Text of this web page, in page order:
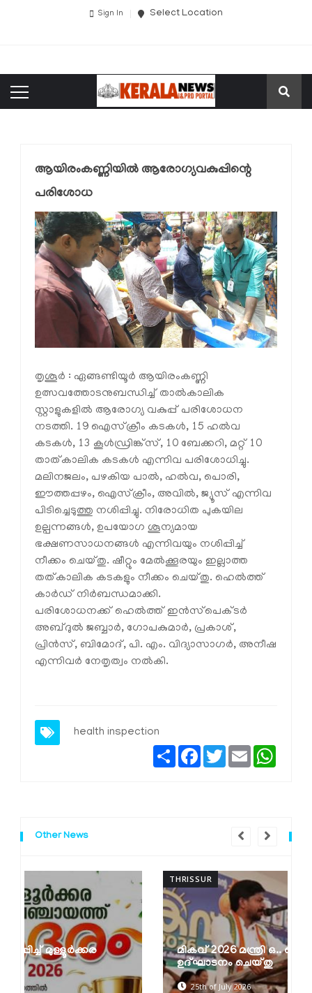
Sign In Select Location
ആയിരംകണ്ണിയില്‍ ആരോഗ്യവകുപ്പിന്റെ
പരിശോധ
തൃശൂര്‍ : ഏങ്ങണ്ടിയൂര്‍ ആയിരംകണ്ണി
ഉത്സവത്തോടനുബന്ധിച്ച് താല്‍കാലിക
സ്റ്റാളുകളില്‍ ആരോഗ്യ വകുപ്പ് പരിശോധന
നടത്തി. 19 ഐസ്‌ക്രീം കടകള്‍, 15 ഹല്‍വ
കടകള്‍, 13 കൂള്‍ഡ്രിങ്ക്‌സ്, 10 ബേക്കറി, മറ്റ് 10
താത്കാലിക കടകള്‍ എന്നിവ പരിശോധിച്ചു.
മലിനജലം, പഴകിയ പാല്‍, ഹല്‍വ, പൊരി,
ഈത്തപ്പഴം, ഐസ്‌ക്രീം, അവില്‍, ജ്യൂസ് എന്നിവ
പിടിച്ചെടുത്തു നശിപ്പിച്ചു. നിരോധിത പുകയില
ഉല്പന്നങ്ങള്‍, ഉപയോഗ ശൂന്യമായ
ഭക്ഷണസാധനങ്ങള്‍ എന്നിവയും നശിപ്പിച്ച്
നീക്കം ചെയ്തു. ഷീറ്റും മേല്‍ക്കൂരയും ഇല്ലാത്ത
തത്കാലിക കടകളും നീക്കം ചെയ്തു. ഹെല്‍ത്ത്
കാര്‍ഡ് നിര്‍ബന്ധമാക്കി.
പരിശോധനക്ക് ഹെല്‍ത്ത് ഇന്‍സ്‌പെക്ടര്‍
അബ്ദുല്‍ ജബ്ബാര്‍, ഗോപകുമാര്‍, പ്രകാശ്,
പ്രിന്‍സ്, ബിമോദ്, പി. എം. വിദ്യാസാഗര്‍, അനീഷ
എന്നിവര്‍ നേതൃത്വം നല്‍കി.
health inspection
ShareFacebook
TwitterEmail
Other News
മികവ് 2026 മന്ത്രി ഒ.. ജെ ജനീഷ്
ഉദ്ഘാടനം ചെയ്തു
25th of July 2026